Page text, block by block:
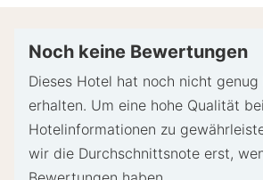
bar für unvorhergesehene
versucht, Sonderwünschen
Eventuell fallen zusätzliche
Diese Unterkunft akzeptiert
Noch keine Bewertungen
Dieses Hotel hat noch nicht
erhalten. Um eine hohe Qualität
Hotelinformationen zu
wir die Durchschnittsnote erst,